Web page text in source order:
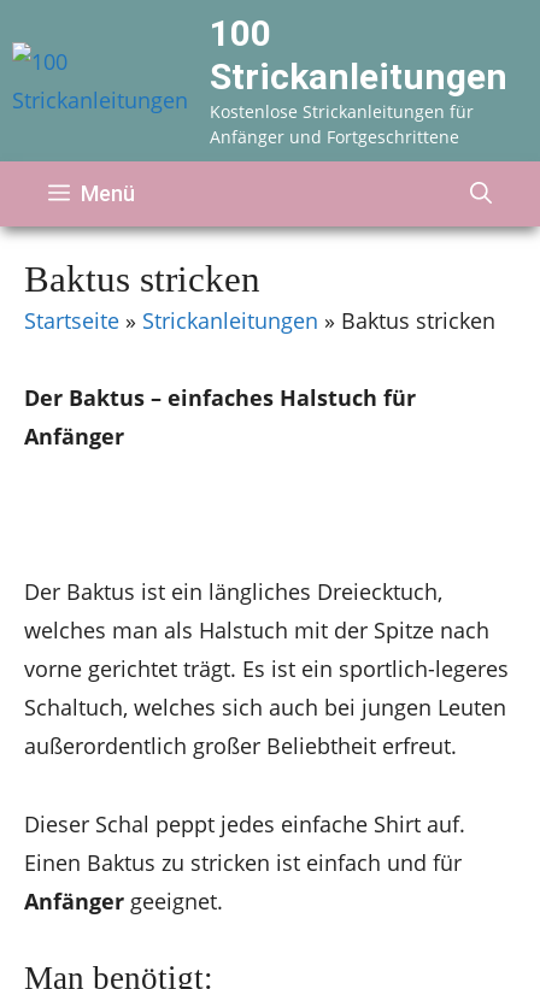
Inhalt
springen
100
Strickanleitungen
Kostenlose Strickanleitungen für
Anfänger und Fortgeschrittene
Menü
Baktus stricken
Startseite » Strickanleitungen » Baktus stricken
Der Baktus – einfaches Halstuch für
Anfänger
Der Baktus ist ein längliches Dreiecktuch,
welches man als Halstuch mit der Spitze nach
vorne gerichtet trägt. Es ist ein sportlich-legeres
Schaltuch, welches sich auch bei jungen Leuten
außerordentlich großer Beliebtheit erfreut.
Dieser Schal peppt jedes einfache Shirt auf.
Einen Baktus zu stricken ist einfach und für
Anfänger geeignet.
Man benötigt: